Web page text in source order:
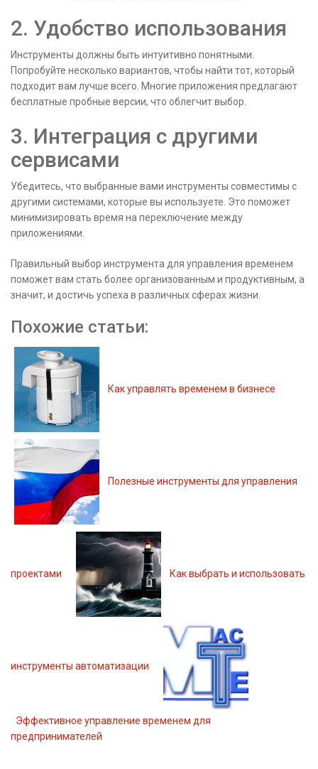
2. Удобство использования
Инструменты должны быть интуитивно понятными.
Попробуйте несколько вариантов, чтобы найти тот, который
подходит вам лучше всего. Многие приложения предлагают
бесплатные пробные версии, что облегчит выбор.
3. Интеграция с другими
сервисами
Убедитесь, что выбранные вами инструменты совместимы с
другими системами, которые вы используете. Это поможет
минимизировать время на переключение между
приложениями.
Правильный выбор инструмента для управления временем
поможет вам стать более организованным и продуктивным, а
значит, и достичь успеха в различных сферах жизни.
Похожие статьи:
Как управлять временем в бизнесе
Полезные инструменты для управления
проектами Как выбрать и использовать
инструменты автоматизации
Эффективное управление временем для
предпринимателей